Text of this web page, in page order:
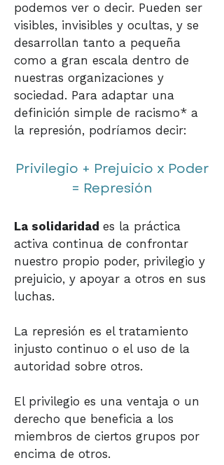
podemos ver o decir. Pueden ser
visibles, invisibles y ocultas, y se
desarrollan tanto a pequeña
como a gran escala dentro de
nuestras organizaciones y
sociedad. Para adaptar una
definición simple de racismo* a
la represión, podríamos decir:
Privilegio + Prejuicio x Poder
= Represión​​
La solidaridad es la práctica
activa continua de confrontar
nuestro propio poder, privilegio y
prejuicio, y apoyar a otros en sus
luchas.
La represión es el tratamiento
injusto continuo o el uso de la
autoridad sobre otros.
El privilegio es una ventaja o un
derecho que beneficia a los
miembros de ciertos grupos por
encima de otros.